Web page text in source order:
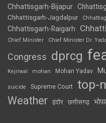
Chhattisgarh-Bijapur
Chhattisgarh-Jagdalpur
Chhattisgarh-Raigarh
Chief Minister
Chief Minister Dr.
Congress dprcg
Kejriwal mohan Mohan Yadav
suicide Supreme Court top-
Weather इंदौर छत्तीसगढ़